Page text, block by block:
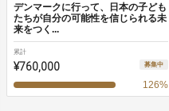
デンマークに行って、日本の子ども
たちが自分の可能性を信じられる未
来をつく...
累計
¥760,000 募集中
126%